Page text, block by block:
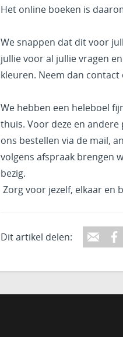
Het online boeken is
We snappen dat dit voor
jullie voor al jullie vragen
kleuren. Neem dan
We hebben een heleboel
thuis. Voor deze en
ons bestellen via de mail,
volgens afspraak brengen
bezig.
Zorg voor jezelf, elkaar en
Dit artikel delen: